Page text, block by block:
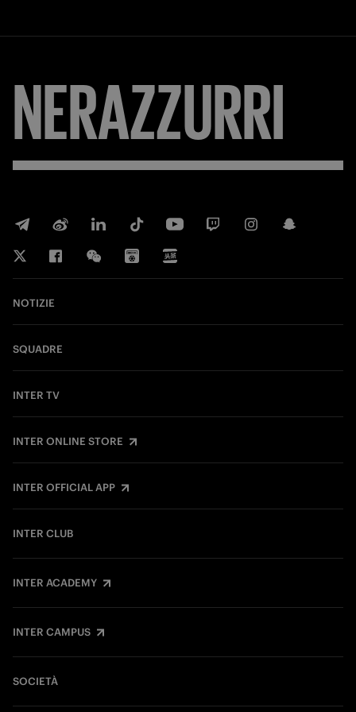
NERAZZURRI
NOTIZIE
SQUADRE
INTER TV
INTER ONLINE STORE
INTER OFFICIAL APP
INTER CLUB
INTER ACADEMY
INTER CAMPUS
SOCIETÀ